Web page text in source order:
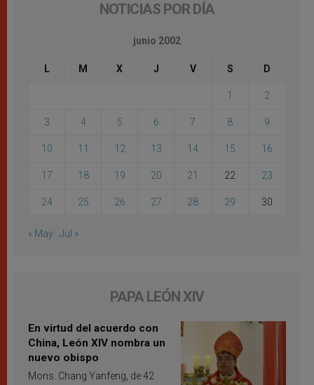
NOTICIAS POR DÍA
junio 2002
L M X J V S D
1 2
3 4 5 6 7 8 9
10 11 12 13 14 15 16
17 18 19 20 21 22 23
24 25 26 27 28 29 30
« May Jul »
PAPA LEÓN XIV
En virtud del acuerdo con
China, León XIV nombra un
nuevo obispo
Mons. Chang Yanfeng, de 42